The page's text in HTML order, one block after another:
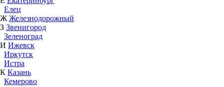
Елец
Ж Железнодорожный
З Звенигород
Зеленоград
И Ижевск
Иркутск
Истра
К Казань
Кемерово